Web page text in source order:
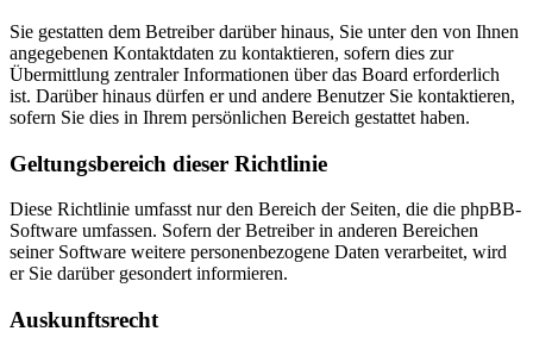
Sie gestatten dem Betreiber darüber hinaus, Sie unter den von Ihnen
angegebenen Kontaktdaten zu kontaktieren, sofern dies zur
Übermittlung zentraler Informationen über das Board erforderlich
ist. Darüber hinaus dürfen er und andere Benutzer Sie kontaktieren,
sofern Sie dies in Ihrem persönlichen Bereich gestattet haben.
Geltungsbereich dieser Richtlinie
Diese Richtlinie umfasst nur den Bereich der Seiten, die die phpBB-
Software umfassen. Sofern der Betreiber in anderen Bereichen
seiner Software weitere personenbezogene Daten verarbeitet, wird
er Sie darüber gesondert informieren.
Auskunftsrecht